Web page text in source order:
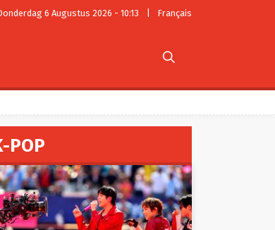
6 Augustus 2026 - 10:13 Français

POP